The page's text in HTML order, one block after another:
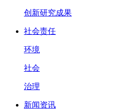
创新研究成果
社会责任
环境
社会
治理
新闻资讯